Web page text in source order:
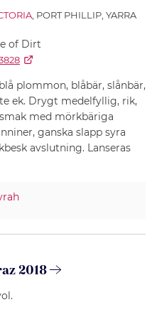
, PORT PHILLIP, YARRA
of Dirt
plommon, blåbär, slånbär,
ek. Drygt medelfyllig, rik,
med mörkbäriga
ganska slapp syra
avslutning. Lanseras
2018